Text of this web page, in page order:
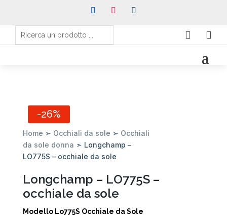
 
-26%
Home ➣ Occhiali da sole ➣ Occhiali
da sole donna ➣ Longchamp –
LO775S – occhiale da sole
Longchamp – LO775S –
occhiale da sole
Modello Lo775S Occhiale da Sole